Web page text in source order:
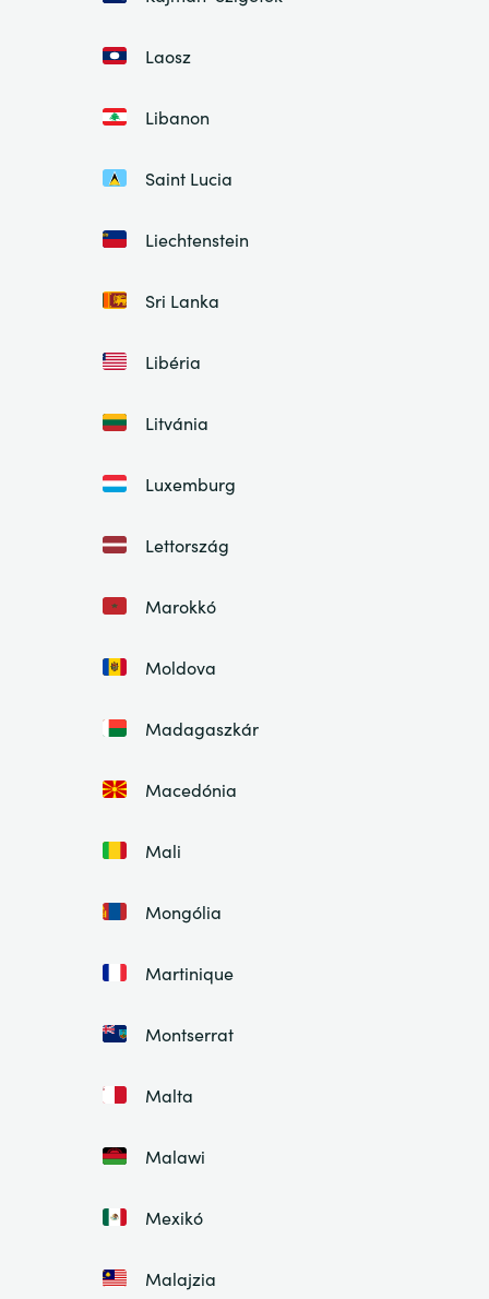
Laosz
Libanon
Saint Lucia
Liechtenstein
Sri Lanka
Libéria
Litvánia
Luxemburg
Lettország
Marokkó
Moldova
Madagaszkár
Macedónia
Mali
Mongólia
Martinique
Montserrat
Malta
Malawi
Mexikó
Malajzia